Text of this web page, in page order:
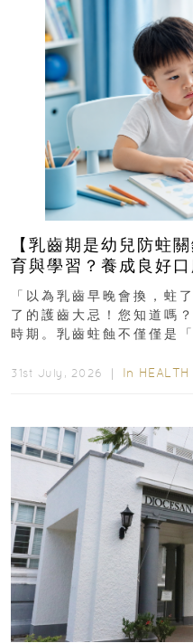
【乳齒期是幼兒防蛀
育與學習？養成良好口腔習慣，
瑯質 兒童牙膏防護指
「以為乳齒早晚會換，蛀
了的護齒大忌！您知道嗎
時期。乳齒蛀蝕不僅僅是
31st July, 2026 ｜ In